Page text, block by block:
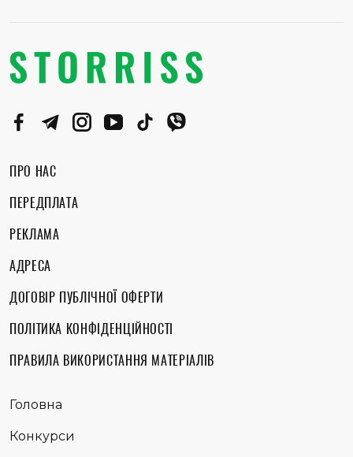
ПРО НАС
ПЕРЕДПЛАТА
РЕКЛАМА
АДРЕСА
ДОГОВІР ПУБЛІЧНОЇ ОФЕРТИ
ПОЛІТИКА КОНФІДЕНЦІЙНОСТІ
ПРАВИЛА ВИКОРИСТАННЯ МАТЕРІАЛІВ
Головна
Конкурси